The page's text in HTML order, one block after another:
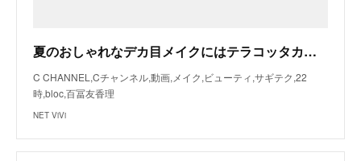
夏のおしゃれなデカ目メイクにはテラコッタカラーがベスト！ 【サギテク動画】｜NET ViVi｜講談社『ViVi』オフィシャルサイト
C CHANNEL,Cチャンネル,動画,メイク,ビューティ,サギテク,22
時,bloc,百冨友香理
NET ViVi